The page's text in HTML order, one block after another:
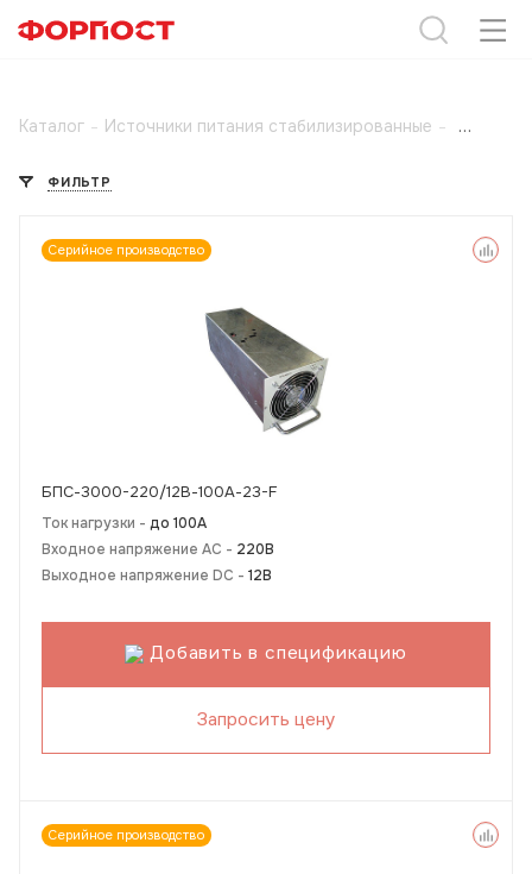
Каталог - Источники питания стабилизированные -
ФИЛЬТР
Серийное производство
БПС-3000-220/12В-100А-23-F
Ток нагрузки - до 100А
Входное напряжение AC - 220В
Выходное напряжение DC - 12В
Добавить в спецификацию
Запросить цену
Серийное производство